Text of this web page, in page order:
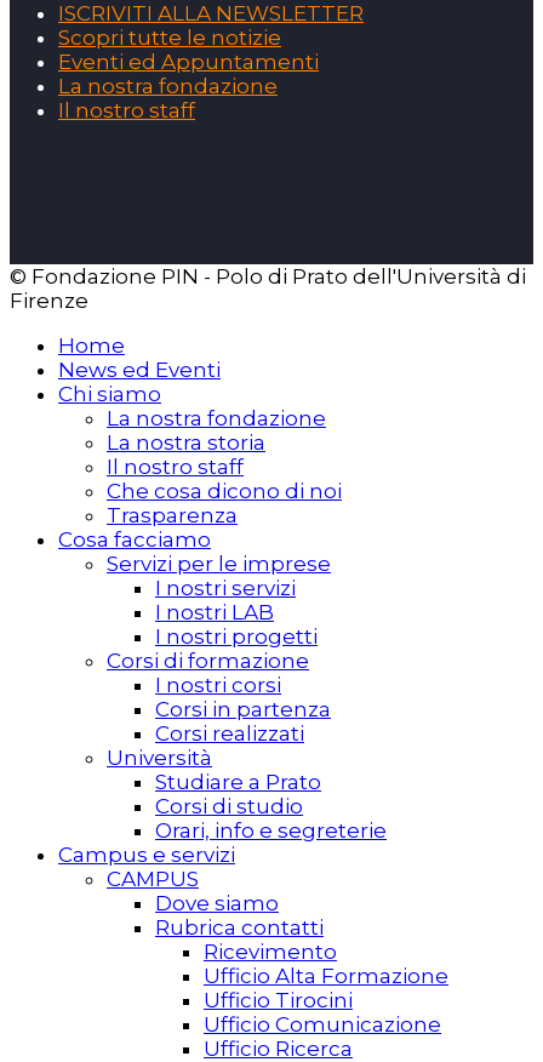
ISCRIVITI ALLA NEWSLETTER
Scopri tutte le notizie
Eventi ed Appuntamenti
La nostra fondazione
Il nostro staff
© Fondazione PIN - Polo di Prato dell'Università di
Firenze
Home
News ed Eventi
Chi siamo
La nostra fondazione
La nostra storia
Il nostro staff
Che cosa dicono di noi
Trasparenza
Cosa facciamo
Servizi per le imprese
I nostri servizi
I nostri LAB
I nostri progetti
Corsi di formazione
I nostri corsi
Corsi in partenza
Corsi realizzati
Università
Studiare a Prato
Corsi di studio
Orari, info e segreterie
Campus e servizi
CAMPUS
Dove siamo
Rubrica contatti
Ricevimento
Ufficio Alta Formazione
Ufficio Tirocini
Ufficio Comunicazione
Ufficio Ricerca